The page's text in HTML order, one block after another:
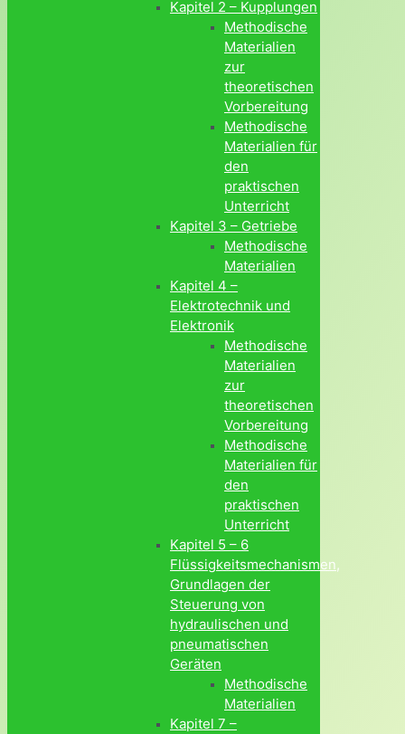
Kapitel 2 – Kupplungen
Methodische
Materialien
zur
theoretischen
Vorbereitung
Methodische
Materialien für
den
praktischen
Unterricht
Kapitel 3 – Getriebe
Methodische
Materialien
Kapitel 4 –
Elektrotechnik und
Elektronik
Methodische
Materialien
zur
theoretischen
Vorbereitung
Methodische
Materialien für
den
praktischen
Unterricht
Kapitel 5 – 6
Flüssigkeitsmechanismen,
Grundlagen der
Steuerung von
hydraulischen und
pneumatischen
Geräten
Methodische
Materialien
Kapitel 7 –